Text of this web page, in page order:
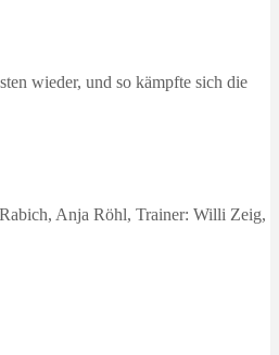
wieder, und so kämpfte sich die
Anja Röhl, Trainer: Willi Zeig,